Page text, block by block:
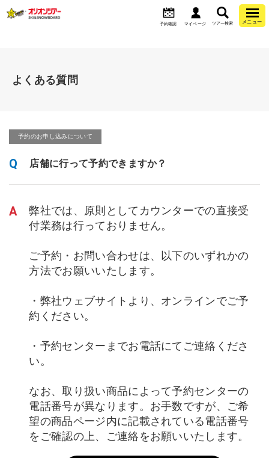
予約確認 マイページ ツアー検索 メニュー
よくある質問
予約のお申し込みについて
Q 店舗に行って予約できますか？
A
弊社では、原則としてカウンターでの直接受
付業務は行っておりません。
ご予約・お問い合わせは、以下のいずれかの
方法でお願いいたします。
・弊社ウェブサイトより、オンラインでご予
約ください。
・予約センターまでお電話にてご連絡くださ
い。
なお、取り扱い商品によって予約センターの
電話番号が異なります。お手数ですが、ご希
望の商品ページ内に記載されている電話番号
をご確認の上、ご連絡をお願いいたします。